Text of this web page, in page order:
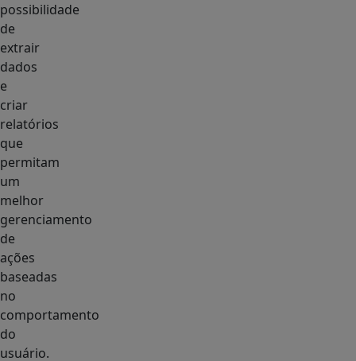
possibilidade
de
extrair
dados
e
criar
relatórios
que
permitam
um
melhor
gerenciamento
de
ações
baseadas
no
comportamento
do
usuário.